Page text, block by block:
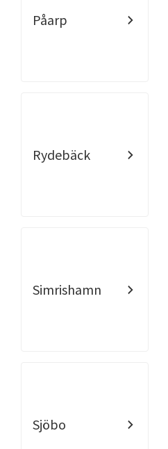
Påarp
Rydebäck
Simrishamn
Sjöbo